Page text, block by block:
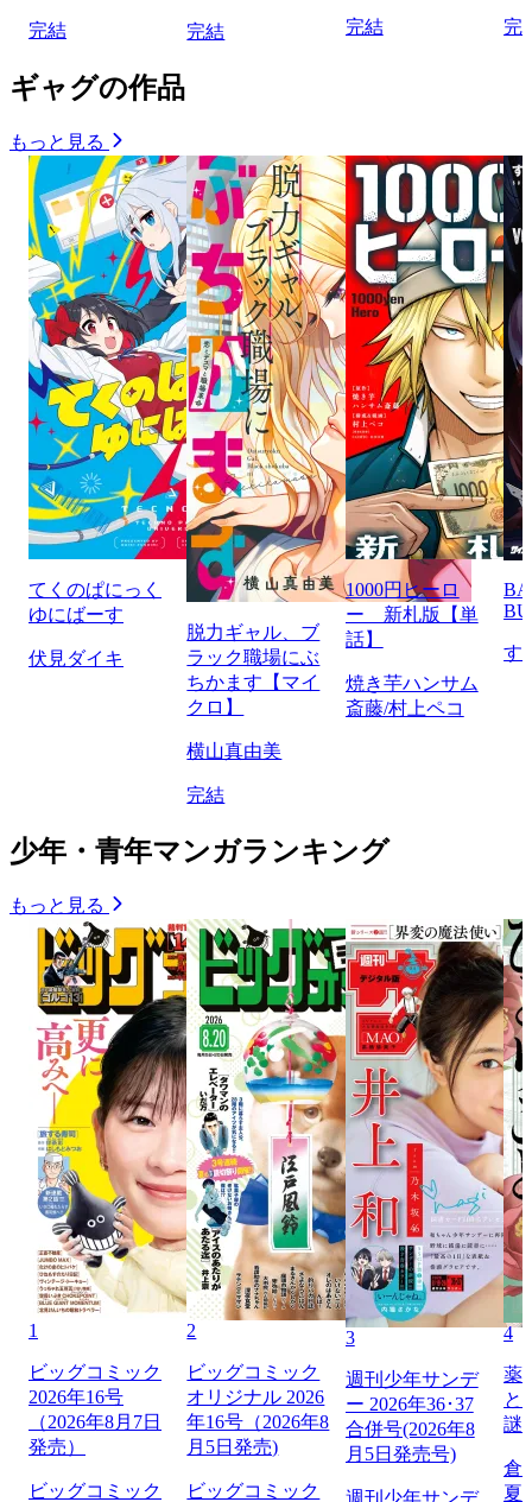
完結 完結 完結 完
ギャグの作品
もっと見る
てくのぱにっく
ゆにばーす
伏見ダイキ
脱力ギャル、ブ
ラック職場にぶ
ちかます【マイ
クロ】
横山真由美
完結
1000円ヒーロ
ー 新札版【単
話】
焼き芋ハンサム
斎藤/村上ペコ
す
少年・青年マンガランキング
もっと見る
1
ビッグコミック
2026年16号
（2026年8月7日
発売）
ビッグコミック
2
ビッグコミック
オリジナル 2026
年16号（2026年8
月5日発売)
ビッグコミック
3
週刊少年サンデ
ー 2026年36･37
合併号(2026年8
月5日発売号)
週刊少年サンデ
4
薬
と
謎
倉
夏